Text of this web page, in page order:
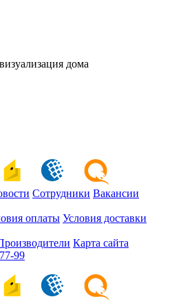
дома
Сотрудники Вакансии
оплаты Условия доставки
Карта сайта
99